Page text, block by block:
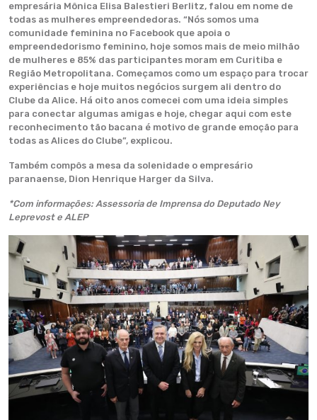
empresária Mônica Elisa Balestieri Berlitz, falou em nome de
todas as mulheres empreendedoras. “Nós somos uma
comunidade feminina no Facebook que apoia o
empreendedorismo feminino, hoje somos mais de meio milhão
de mulheres e 85% das participantes moram em Curitiba e
Região Metropolitana. Começamos como um espaço para trocar
experiências e hoje muitos negócios surgem ali dentro do
Clube da Alice. Há oito anos comecei com uma ideia simples
para conectar algumas amigas e hoje, chegar aqui com este
reconhecimento tão bacana é motivo de grande emoção para
todas as Alices do Clube”, explicou.
Também compôs a mesa da solenidade o empresário
paranaense, Dion Henrique Harger da Silva.
*Com informações: Assessoria de Imprensa do Deputado Ney
Leprevost e ALEP